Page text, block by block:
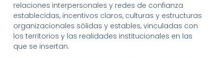
relaciones interpersonales y redes de confianza
establecidas, incentivos claros, culturas y estructuras
organizacionales sólidas y estables, vinculadas con
los territorios y las realidades institucionales en las
que se insertan.